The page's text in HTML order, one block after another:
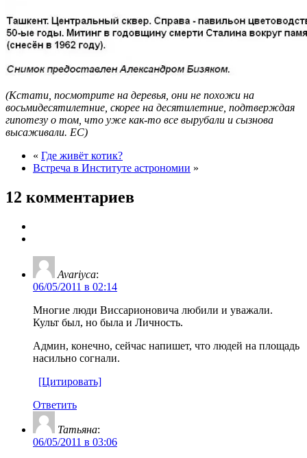
(Кстати, посмотрите на деревья, они не похожи на
восьмидесятилетние, скорее на десятилетние, подтверждая
гипотезу о том, что уже как-то все вырубали и сызнова
высаживали. ЕС)
« Где живёт котик?
Встреча в Институте астрономии »
12 комментариев
Avariyca:
06/05/2011 в 02:14
Многие люди Виссарионовича любили и уважали.
Культ был, но была и Личность.
Админ, конечно, сейчас напишет, что людей на площадь
насильно согнали.
[Цитировать]
Ответить
Татьяна:
06/05/2011 в 03:06